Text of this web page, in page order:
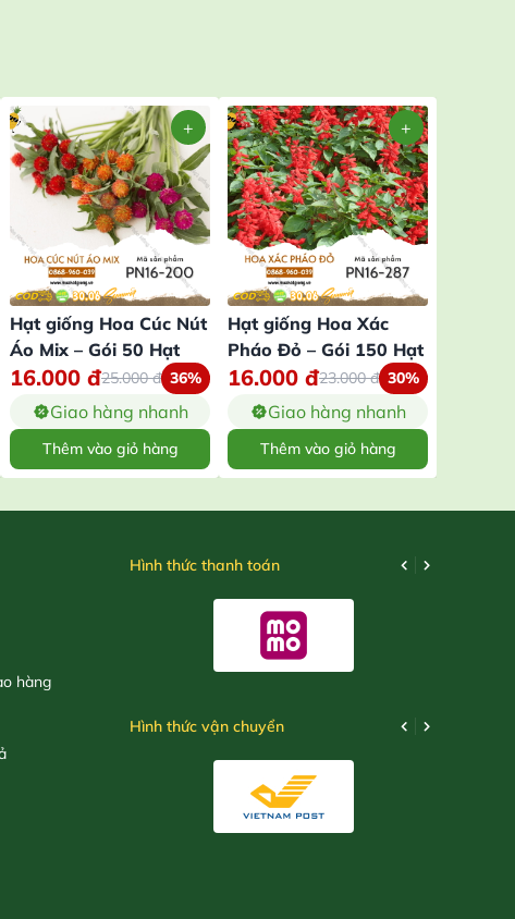
Hạt giống Hoa Cúc Nút
Áo Mix – Gói 50 Hạt
16.000 đ25.000đ 36%
Giao hàng nhanh
Thêm vào giỏ hàng
Hạt giống Hoa Xác
Pháo Đỏ – Gói 150 Hạt
16.000 đ23.000đ 30%
Giao hàng nhanh
Thêm vào giỏ hàng
hàng
Hình thức thanh toán
Hình thức vận chuyển